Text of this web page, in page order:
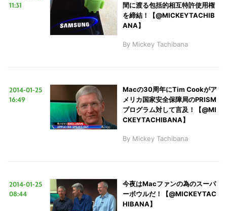
11:31
間に渡る包括的相互特許使用権
を締結！【@MICKEYTACHIB
ANA】
By Mickey Tachibana
2014-01-25
16:49
Macの30周年にTim Cookがア
メリカ国家安全保障局のPRISM
プログラム対して言及！【@MI
CKEYTACHIBANA】
By Mickey Tachibana
2014-01-25
08:44
今夜はMacファンの為のスーパ
ーボウルだ！【@MICKEYTAC
HIBANA】